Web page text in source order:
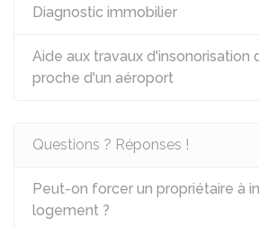
Diagnostic immobilier
Aide aux travaux d'insonorisation
proche d'un aéroport
Questions ? Réponses !
Peut-on forcer un propriétaire à
logement ?